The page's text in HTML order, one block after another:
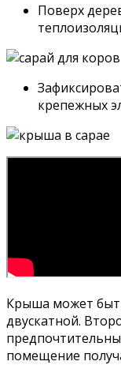
Поверх
крепежных
Крыша может
двускатной.
помещение